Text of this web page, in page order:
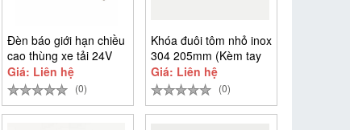
Đèn báo giới hạn chiều
cao thùng xe tải 24V
Giá: Liên hệ
(0)
Khóa đuôi tôm nhỏ inox
304 205mm (Kèm tay
bọc cao su)
Giá: Liên hệ
(0)